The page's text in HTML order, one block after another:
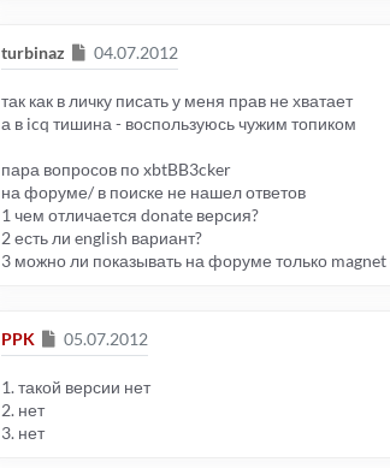
turbinaz Сообщение
04.07.2012
так как в личку писать у меня прав не хватает
а в icq тишина - воспользуюсь чужим топиком
пара вопросов по xbtBB3cker
на форуме/ в поиске не нашел ответов
1 чем отличается donate версия?
2 есть ли english вариант?
3 можно ли показывать на форуме только
PPK Сообщение
05.07.2012
1. такой версии нет
2. нет
3. нет